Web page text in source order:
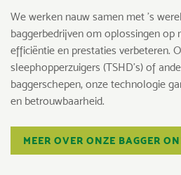
We werken nauw samen met ’s
baggerbedrijven om oplossingen op
efficiëntie en prestaties verbeteren.
sleephopperzuigers (TSHD’s) of
baggerschepen, onze technologie
en betrouwbaarheid.
MEER OVER ONZE BAGGER